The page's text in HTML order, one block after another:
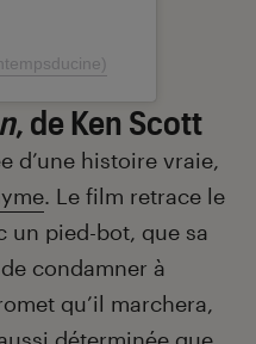
, de Ken Scott
d’une histoire vraie,
. Le film retrace le
un pied-bot, que sa
condamner à
qu’il marchera,